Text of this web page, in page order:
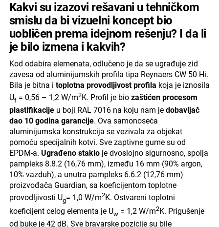
Kakvi su izazovi rešavani u tehničkom
smislu da bi vizuelni koncept bio
uobličen prema idejnom rešenju? I da li
je bilo izmena i kakvih?
Kod odabira elemenata, odlučeno je da se ugrađuje zid
zavesa od aluminijumskih profila tipa Reynaers CW 50 Hi.
Bila je bitna i toplotna provodljivost profila koja je iznosila
Uf= 0,56 – 1,2 W/m2K. Profil je bio zaštićen procesom
plastifikacijeu boji RAL 7016 na koju nam je dobavljač
dao 10 godina garancije. Ova samonoseća
aluminijumska konstrukcija se vezivala za objekat
pomoću specijalnih kotvi. Sve zaptivne gume su od
EPDM-a. Ugrađeno stakloje dvoslojno sigurnosno, spolja
pampleks 8.8.2 (16,76 mm), između 16 mm (90% argon,
10% vazduh), a unutra pampleks 6.6.2 (12,76 mm)
proizvođača Guardian, sa koeficijentom toplotne
provodljivosti Ug= 1,0 W/m2K. Ostvareni toplotni
koeficijent celog elementa je Uw= 1,2 W/m2K. Prigušenje
od buke je 42 dB. Sve bravarske pozicije su bile